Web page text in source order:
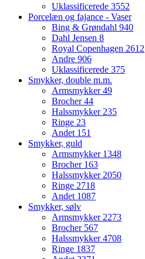
Uklassificerede 3552
Porcelæn og fajance - Vaser
Bing & Grøndahl 940
Dahl Jensen 8
Royal Copenhagen 2612
Andre 906
Uklassificerede 375
Smykker, double m.m.
Armsmykker49
Brocher44
Halssmykker235
Ringe 23
Andet 151
Smykker, guld
Armsmykker 1348
Brocher 163
Halssmykker2050
Ringe 2718
Andet 1087
Smykker, sølv
Armsmykker2273
Brocher 567
Halssmykker4708
Ringe 1837